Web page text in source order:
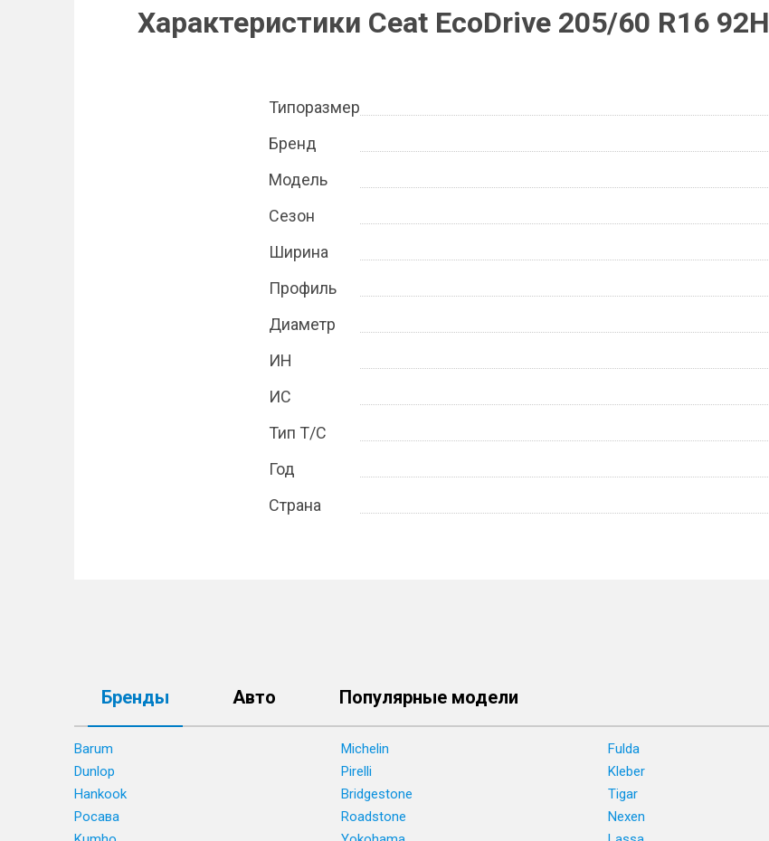
Характеристики Ceat EcoDrive 205/60 R16 92H
Типоразмер
Бренд
Модель
Сезон
Ширина
Профиль
Диаметр
ИН
ИС
Тип Т/С
Год
Страна
Бренды Авто Популярные модели
Barum Michelin Fulda
Dunlop
Pirelli Kleber
Hankook
Bridgestone Tigar
Росава
Roadstone Nexen